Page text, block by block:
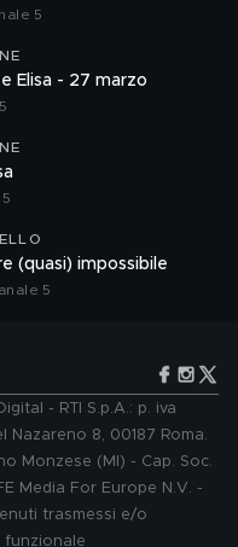
5
Elisa - 27 marzo
(quasi) impossibile
5
- RTI S.p.A.: p. iva
Nazareno 8, 00187 Roma.
Monzese (MI) - Cap. Soc.
Media For Europe N.V. -
trasmessi e/o